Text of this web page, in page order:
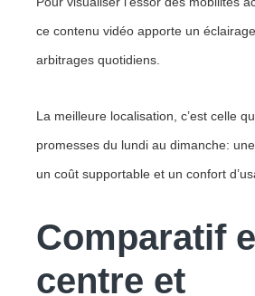
ce contenu vidéo apporte un
arbitrages quotidiens.
La meilleure localisation, c’est celle
promesses du lundi au dimanche:
un coût supportable et un confort
Comparatif
centre et